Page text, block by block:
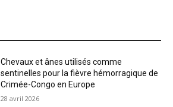
Chevaux et ânes utilisés comme
sentinelles pour la fièvre hémorragique de
Crimée-Congo en Europe
28 avril 2026